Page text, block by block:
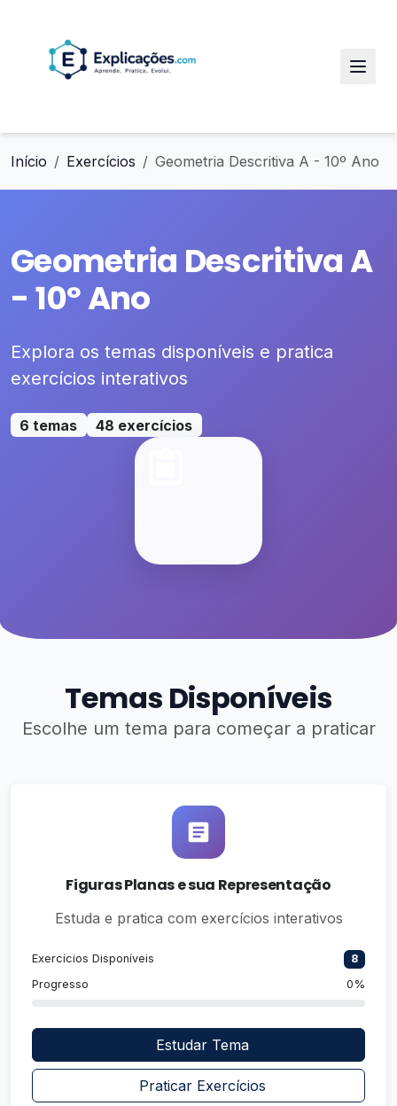
Início Exercícios Geometria Descritiva A - 10º Ano
Geometria Descritiva A
- 10º Ano
Explora os temas disponíveis e pratica
exercícios interativos
6 temas 48 exercícios
Temas Disponíveis
Escolhe um tema para começar a praticar
Figuras Planas e sua Representação
Estuda e pratica com exercícios interativos
Exercícios Disponíveis
8
Progresso
0%
Estudar Tema
Praticar Exercícios